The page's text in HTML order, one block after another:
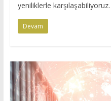
yeniliklerle
Devam